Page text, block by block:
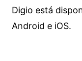
Digio está
Android e iOS.